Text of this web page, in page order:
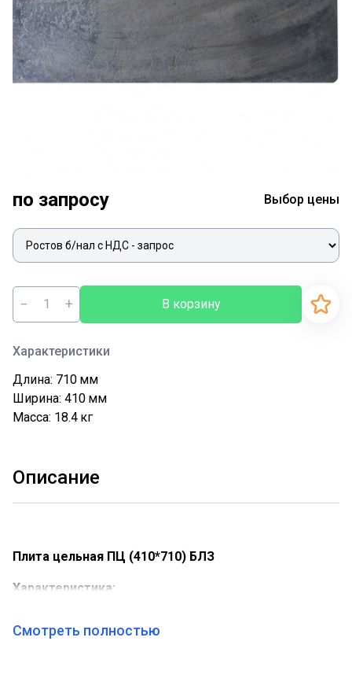
по запросу Выбор цены
− + В корзину
Характеристики
Длина: 710 мм
Ширина: 410 мм
Масса: 18.4 кг
Описание
Плита цельная ПЦ (410*710) БЛЗ
Характеристика:
Материал: Чугун
Смотреть полностью